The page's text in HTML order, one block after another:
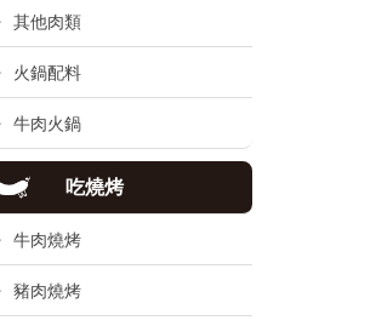
其他肉類
火鍋配料
牛肉火鍋
吃燒烤
牛肉燒烤
豬肉燒烤